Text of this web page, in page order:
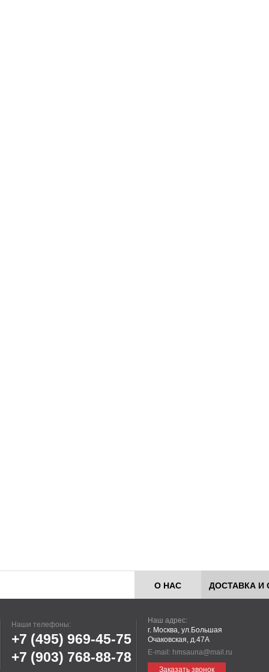
О НАС ДОСТАВКА И
Наши телефоны:
+7 (495) 969-45-75
+7 (903) 768-88-78
Наш адрес:
г. Москва, ул.Большая
Очаковская, д.47А
E-mail: hmsauna@mail.ru
Заказать звонок